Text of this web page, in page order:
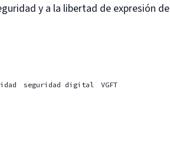
y a la libertad de expresión de
seguridad digital VGFT